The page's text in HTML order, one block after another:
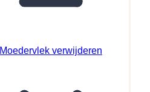
Moedervlek verwijderen